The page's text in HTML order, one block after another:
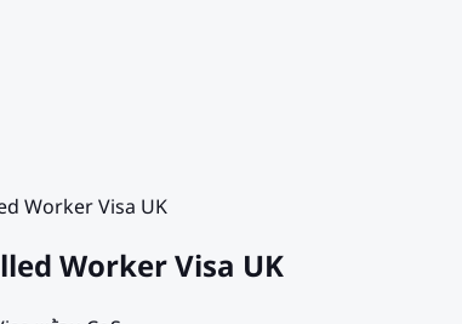
Worker Visa UK
Worker Visa UK